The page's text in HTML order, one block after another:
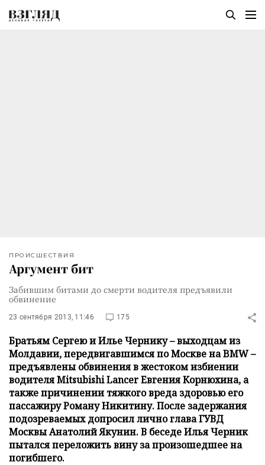
ПРОИСШЕСТВИЯ
Аргумент бит
Забившим битами до смерти водителя предъявили
обвинение
23 сентября 2013, 11:46 175
Братьям Сергею и Илье Чернику – выходцам из
Молдавии, передвигавшимся по Москве на BMW –
предъявлены обвинения в жестоком избиении
водителя Mitsubishi Lancer Евгения Корнюхина, а
также причинении тяжкого вреда здоровью его
пассажиру Роману Никитину. После задержания
подозреваемых допросил лично глава ГУВД
Москвы Анатолий Якунин. В беседе Илья Черник
пытался переложить вину за произошедшее на
погибшего.